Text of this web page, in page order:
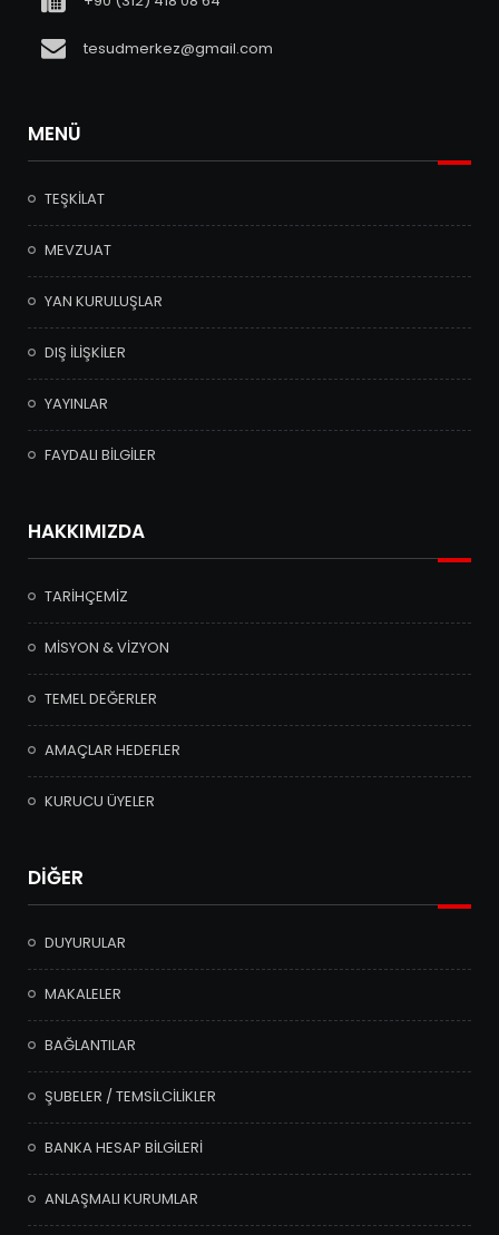
tesudmerkez@gmail.com
MENÜ
TEŞKİLAT
MEVZUAT
YAN KURULUŞLAR
DIŞ İLİŞKİLER
YAYINLAR
FAYDALI BİLGİLER
HAKKIMIZDA
TARİHÇEMİZ
MİSYON & VİZYON
TEMEL DEĞERLER
AMAÇLAR HEDEFLER
KURUCU ÜYELER
DİĞER
DUYURULAR
MAKALELER
BAĞLANTILAR
ŞUBELER / TEMSİLCİLİKLER
BANKA HESAP BİLGİLERİ
ANLAŞMALI KURUMLAR